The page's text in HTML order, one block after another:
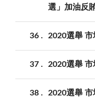
選」加油反
36 2020選舉
37 2020選舉
38 2020選舉